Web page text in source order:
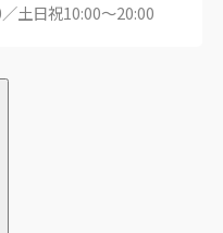
土日祝10:00～20:00